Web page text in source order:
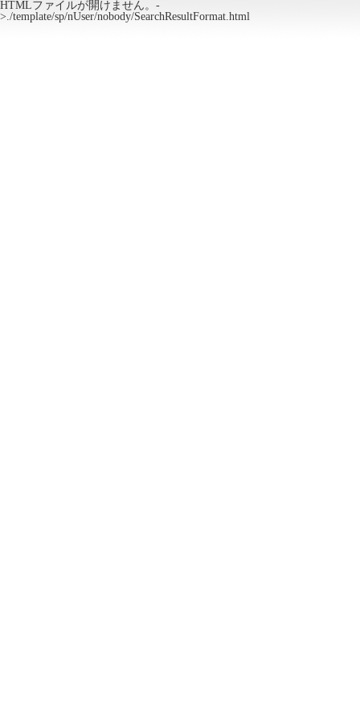
HTMLファイルが開けません。-
>./template/sp/nUser/nobody/SearchResultFormat.html